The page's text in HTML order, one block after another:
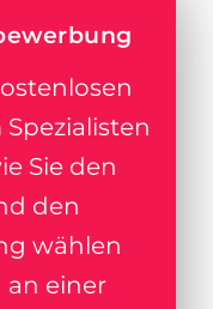
Sie den
den
wählen
an einer